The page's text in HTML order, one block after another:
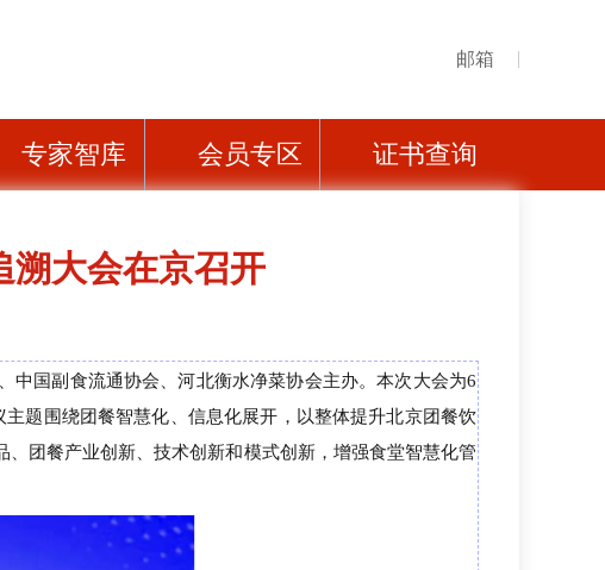
邮箱
专家智库 会员专区 证书查询
溯大会在京召开
、中国副食流通协会、河北衡水净菜协会主办。本次大会为6
主题围绕团餐智慧化、信息化展开，以整体提升北京团餐饮
团餐产业创新、技术创新和模式创新，增强食堂智慧化管